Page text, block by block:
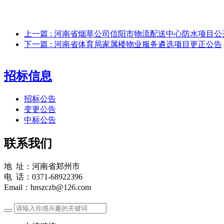
上一篇 : 河南省烟草公司信阳市物流配送中心防水项目
下一篇 : 河南省体育局家属楼物业服务遴选项目更正公告
招标信息
招标公告
变更公告
中标公告
联系我们
地 址：河南省郑州市
电 话：0371-68922396
Email：hnszczb@126.com